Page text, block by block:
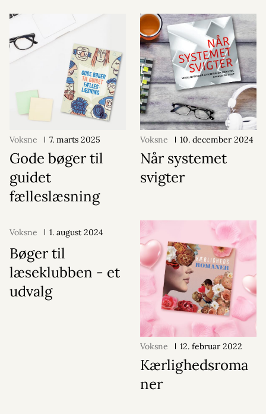
Voksne 7. marts 2025
Gode bøger til
guidet
fælleslæsning
Voksne 10. december 2024
Når systemet
svigter
Voksne 1. august 2024
Bøger til
læseklubben - et
udvalg
Voksne 12. februar 2022
Kærlighedsroma
ner